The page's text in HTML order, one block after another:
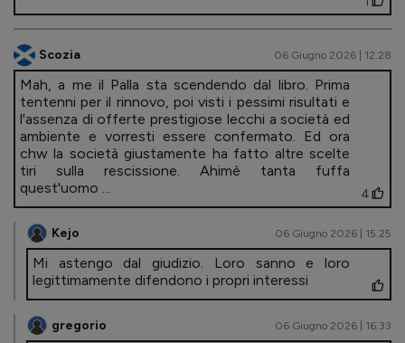
Scozia 06 Giugno 2026 | 12.28
Mah, a me il Palla sta scendendo dal libro. Prima
tentenni per il rinnovo, poi visti i pessimi risultati e
l'assenza di offerte prestigiose lecchi a società ed
ambiente e vorresti essere confermato. Ed ora
chw la società giustamente ha fatto altre scelte
tiri sulla rescissione. Ahimè tanta fuffa
quest'uomo ...
4
Kejo 06 Giugno 2026 | 15.25
Mi astengo dal giudizio. Loro sanno e loro
legittimamente difendono i propri interessi
gregorio 06 Giugno 2026 | 16.33